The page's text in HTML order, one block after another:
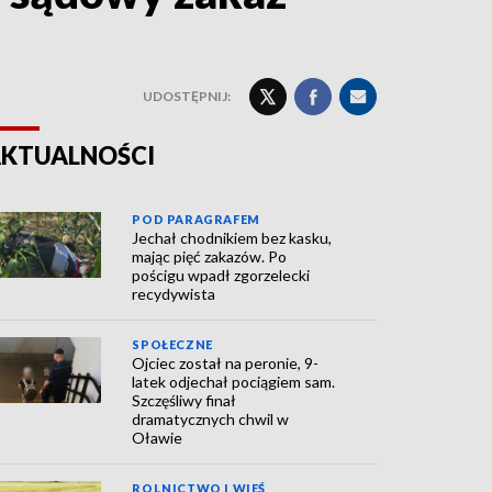
UDOSTĘPNIJ:
POD PARAGRAFEM
Jechał chodnikiem bez kasku,
mając pięć zakazów. Po
pościgu wpadł zgorzelecki
recydywista
SPOŁECZNE
Ojciec został na peronie, 9-
latek odjechał pociągiem sam.
Szczęśliwy finał
dramatycznych chwil w
Oławie
ROLNICTWO I WIEŚ